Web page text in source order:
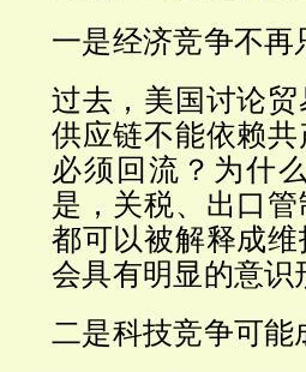
一是经济竞争不再
过去，美国讨论
供应链不能依赖
必须回流？为什
是，关税、出口
都可以被解释成
会具有明显的意识
二是科技竞争可